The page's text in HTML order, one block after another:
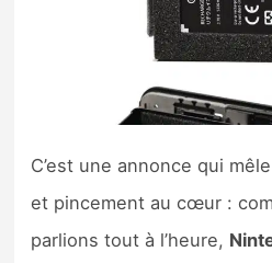
Tests de jeux
Tests d’accessoires
Previews
C’est une annonce qui
et pincement au cœur :
parlions tout à l’heure,